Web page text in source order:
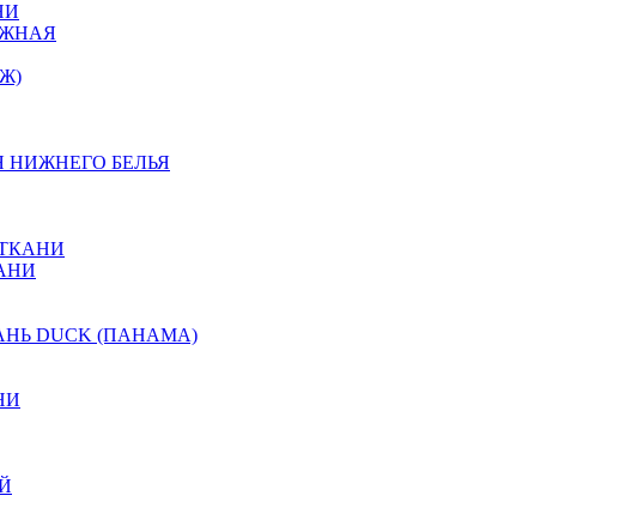
НИЖНЕГО БЕЛЬЯ
DUCK (ПАНАМА)